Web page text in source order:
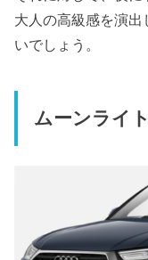
大人の高級感を演
いでしょう。
ムーンライ